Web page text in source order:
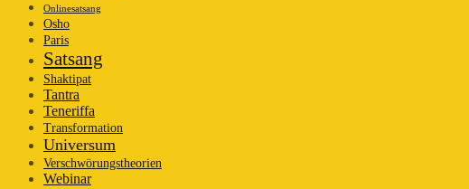
Onlinesatsang
Osho
Paris
Satsang
Shaktipat
Tantra
Teneriffa
Transformation
Universum
Verschwörungstheorien
Webinar